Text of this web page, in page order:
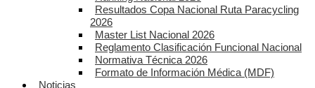
Resultados Copa Nacional Ruta Paracycling
2026
Master List Nacional 2026
Reglamento Clasificación Funcional Nacional
Normativa Técnica 2026
Formato de Información Médica (MDF)
Noticias